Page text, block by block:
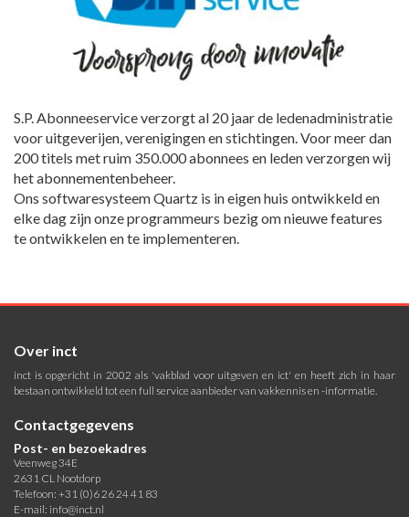
S.P. Abonneeservice verzorgt al 20 jaar de ledenadministratie
voor uitgeverijen, verenigingen en stichtingen. Voor meer dan
200 titels met ruim 350.000 abonnees en leden verzorgen wij
het abonnementenbeheer.
Ons softwaresysteem Quartz is in eigen huis ontwikkeld en
elke dag zijn onze programmeurs bezig om nieuwe features
te ontwikkelen en te implementeren.
Over inct
inct is opgericht in 2002 als 'vakblad voor uitgeven en ict' en heeft zich in haar
bestaan ontwikkeld tot een full service aanbieder van vakkennis en -informatie.
Contactgegevens
Post- en bezoekadres
Veenweg 34E
2631 CL Nootdorp
Telefoon: +31 (0)6 26 24 41 83
E-mail: info@inct.nl